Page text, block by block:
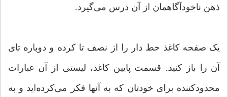
ذهن ناخودآگاهمان از آن درس می‌گیرد.
یک صفحه کاغذ خط‌ دار را از نصف تا کرده و دوباره تای
آن را باز کنید. قسمت پایین کاغذ، لیستی از آن عبارات
محدود‌کننده برای خودتان که به آنها فکر می‌کرده‌اید و به